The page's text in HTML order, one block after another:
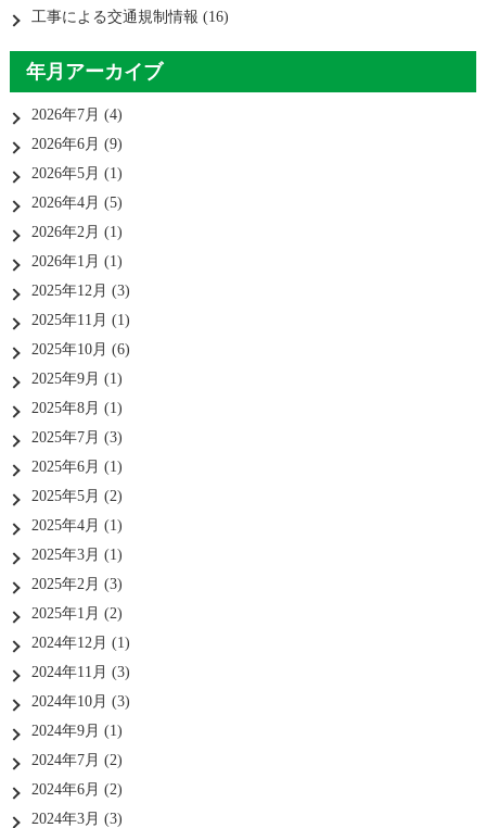
工事による交通規制情報 (16)
年月アーカイブ
2026年7月 (4)
2026年6月 (9)
2026年5月 (1)
2026年4月 (5)
2026年2月 (1)
2026年1月 (1)
2025年12月 (3)
2025年11月 (1)
2025年10月 (6)
2025年9月 (1)
2025年8月 (1)
2025年7月 (3)
2025年6月 (1)
2025年5月 (2)
2025年4月 (1)
2025年3月 (1)
2025年2月 (3)
2025年1月 (2)
2024年12月 (1)
2024年11月 (3)
2024年10月 (3)
2024年9月 (1)
2024年7月 (2)
2024年6月 (2)
2024年3月 (3)